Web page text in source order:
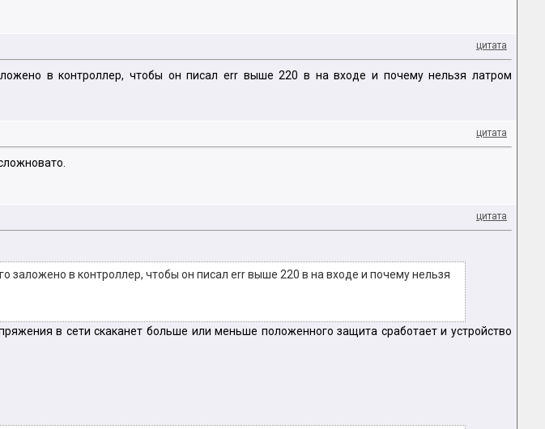
цитата
в контроллер, чтобы он писал err выше 220 в на входе и почему нельзя латром
цитата
цитата
заложено в контроллер, чтобы он писал err выше 220 в на входе и почему нельзя
в сети скаканет больше или меньше положенного защита сработает и устройство